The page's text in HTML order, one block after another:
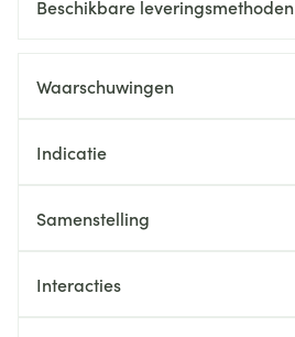
Beschikbare leveringsmethoden
Waarschuwingen
Indicatie
Samenstelling
Interacties